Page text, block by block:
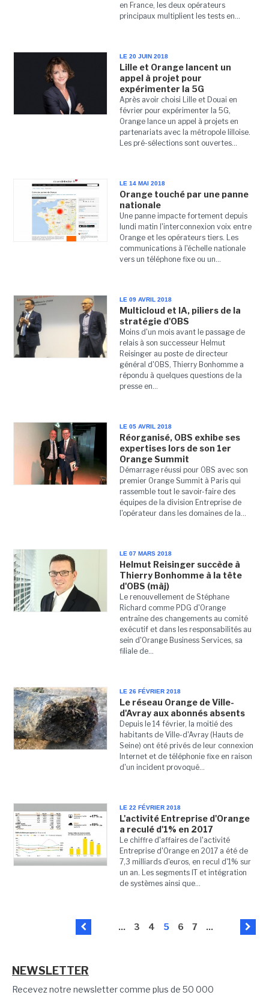
en France, les deux opérateurs
principaux multiplient les tests en...
LE 20 JUIN 2018
Lille et Orange lancent un
appel à projet pour
expérimenter la 5G
Après avoir choisi Lille et Douai en
février pour expérimenter la 5G,
Orange lance un appel à projets en
partenariats avec la métropole lilloise.
Les pré-sélections sont ouvertes...
LE 14 MAI 2018
Orange touché par une panne
nationale
Une panne impacte fortement depuis
lundi matin l'interconnexion voix entre
Orange et les opérateurs tiers. Les
communications à l'échelle nationale
vers un téléphone fixe ou un...
LE 09 AVRIL 2018
Multicloud et IA, piliers de la
stratégie d'OBS
Moins d'un mois avant le passage de
relais à son successeur Helmut
Reisinger au poste de directeur
général d'OBS, Thierry Bonhomme a
répondu à quelques questions de la
presse en...
LE 05 AVRIL 2018
Réorganisé, OBS exhibe ses
expertises lors de son 1er
Orange Summit
Démarrage réussi pour OBS avec son
premier Orange Summit à Paris qui
rassemble tout le savoir-faire des
équipes de la division Entreprise de
l'opérateur dans les domaines de la...
LE 07 MARS 2018
Helmut Reisinger succède à
Thierry Bonhomme à la tête
d'OBS (màj)
Le renouvellement de Stéphane
Richard comme PDG d'Orange
entraîne des changements au comité
exécutif et dans les responsabilités au
sein d'Orange Business Services, sa
filiale de...
LE 26 FÉVRIER 2018
Le réseau Orange de Ville-
d'Avray aux abonnés absents
Depuis le 14 février, la moitié des
habitants de Ville-d'Avray (Hauts de
Seine) ont été privés de leur connexion
Internet et de téléphonie fixe en raison
d'un incident provoqué...
LE 22 FÉVRIER 2018
L'activité Entreprise d'Orange
a reculé d'1% en 2017
Le chiffre d'affaires de l'activité
Entreprise d'Orange en 2017 a été de
7,3 milliards d'euros, en recul d'1% sur
un an. Les segments IT et intégration
de systèmes ainsi que...
... 3 4 5 6 7 ...
NEWSLETTER
Recevez notre newsletter comme plus de 50 000